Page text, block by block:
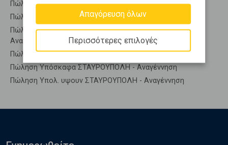
Πώληση Οροφομεζονέτες ΣΤΑΥΡΟΥΠΟΛΗ - Αναγέννηση
Πώληση Ρετιρέ ΣΤΑΥΡΟΥΠΟΛΗ - Αναγέννηση
Πώληση Συγκροτήματα κατοικιών ΣΤΑΥΡΟΥΠΟΛΗ -
Αναγέννηση
Πώληση Υπόγεια ΣΤΑΥΡΟΥΠΟΛΗ - Αναγέννηση
Πώληση Υπόσκαφα ΣΤΑΥΡΟΥΠΟΛΗ - Αναγέννηση
Πώληση Υπολ. υψουν ΣΤΑΥΡΟΥΠΟΛΗ - Αναγέννηση
Απαγόρευση όλων
Περισσότερες επιλογές